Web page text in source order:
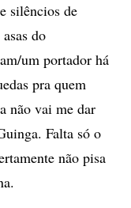
silêncios de
do
um portador há
pra quem
não vai me dar
Falta só o
não pisa